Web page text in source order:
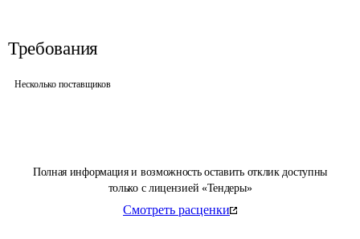
Полная информация и возможность оставить отклик доступны
только с лицензией «Тендеры»
Смотреть расценки
Требования
Несколько поставщиков